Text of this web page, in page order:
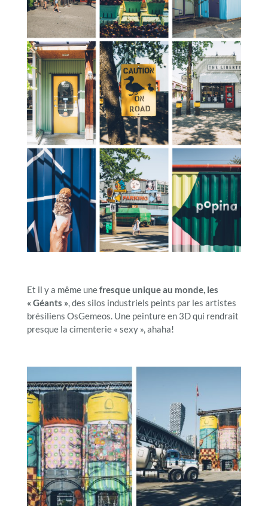
Et il y a même unefresque unique au monde, les
« Géants », des silos industriels peints par les artistes
brésiliens OsGemeos. Une peinture en 3D qui rendrait
presque la cimenterie « sexy », ahaha!